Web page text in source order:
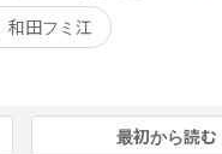
和田フミ江
最初から読む